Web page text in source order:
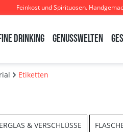
Feinkost und Spirituosen.
Drinking Genusswelten
Etiketten
& VERSCHLÜSSE